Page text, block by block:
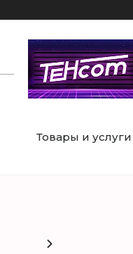
Товары и услуги